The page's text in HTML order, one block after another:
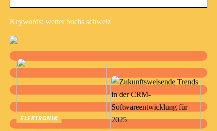
Keywords: wetter buchs schweiz
ELEKTRONIK